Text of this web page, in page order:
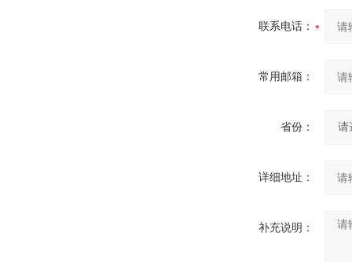
联系电话：
常用邮箱：
省份：
详细地址：
补充说明：